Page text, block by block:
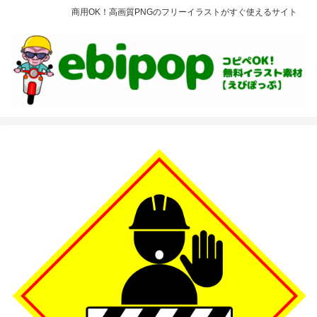
商用OK！高画質PNGのフリーイラストがすぐ使えるサイト